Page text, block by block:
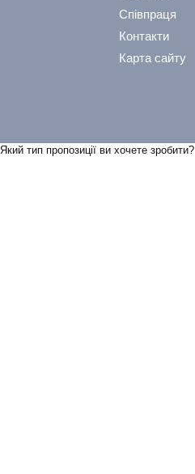
Співпраця
Контакти
Карта сайту
Який тип пропозицiї ви хочете зробити?